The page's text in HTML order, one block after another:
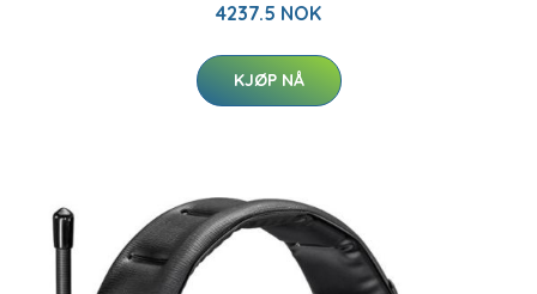
4237.5 NOK
KJØP NÅ